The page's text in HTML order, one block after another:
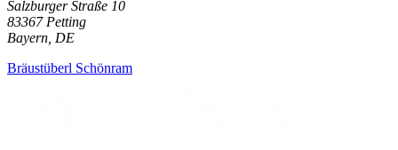
Salzburger Straße 10
83367 Petting
Bayern, DE
Bräustüberl Schönram